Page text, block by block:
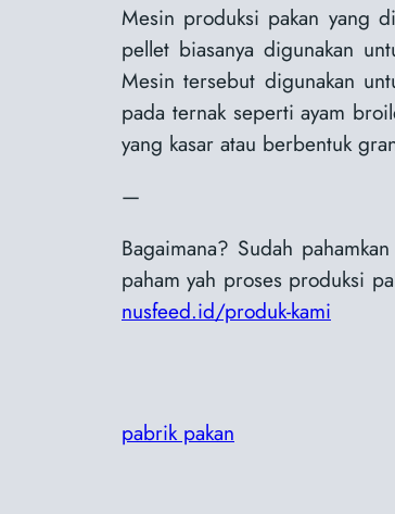
Mesin produksi pakan yang
pellet biasanya digunakan
Mesin tersebut digunakan
pada ternak seperti ayam
yang kasar atau berbentuk
—
Bagaimana? Sudah
paham yah proses produksi
nusfeed.id/produk-kami
pabrik pakan